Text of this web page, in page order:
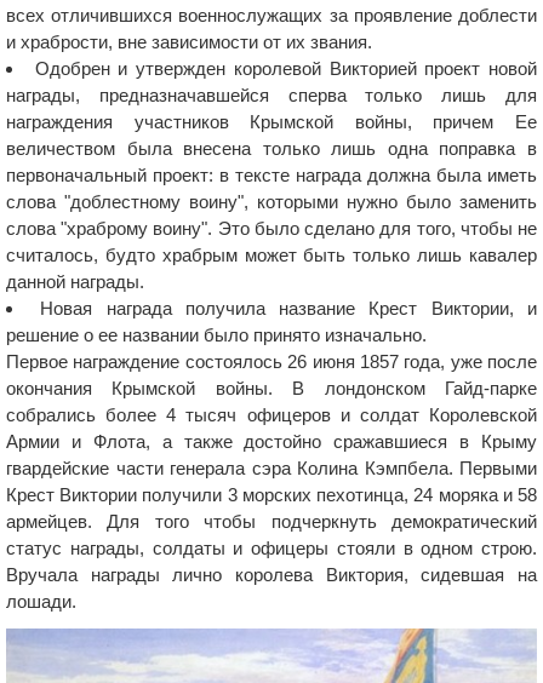
всех отличившихся военнослужащих за проявление доблести
и храбрости, вне зависимости от их звания.
Одобрен и утвержден королевой Викторией проект новой
награды, предназначавшейся сперва только лишь для
награждения участников Крымской войны, причем Ее
величеством была внесена только лишь одна поправка в
первоначальный проект: в тексте награда должна была иметь
слова "доблестному воину", которыми нужно было заменить
слова "храброму воину". Это было сделано для того, чтобы не
считалось, будто храбрым может быть только лишь кавалер
данной награды.
Новая награда получила название Крест Виктории, и
решение о ее названии было принято изначально.
Первое награждение состоялось 26 июня 1857 года, уже после
окончания Крымской войны. В лондонском Гайд-парке
собрались более 4 тысяч офицеров и солдат Королевской
Армии и Флота, а также достойно сражавшиеся в Крыму
гвардейские части генерала сэра Колина Кэмпбела. Первыми
Крест Виктории получили 3 морских пехотинца, 24 моряка и 58
армейцев. Для того чтобы подчеркнуть демократический
статус награды, солдаты и офицеры стояли в одном строю.
Вручала награды лично королева Виктория, сидевшая на
лошади.